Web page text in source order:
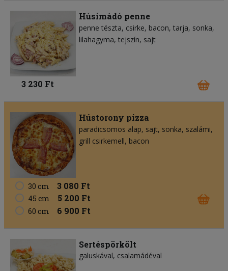
Húsimádó penne
penne tészta csirke bacon tarja sonka
lilahagyma tejszín sajt
3 230 Ft
Hústorony pizza
paradicsomos alap sajt sonka szalámi
grill csirkemell bacon
30 cm 3 080 Ft
45 cm 5 200 Ft
60 cm 6 900 Ft
Sertéspörkölt
galuskával, csalamádéval